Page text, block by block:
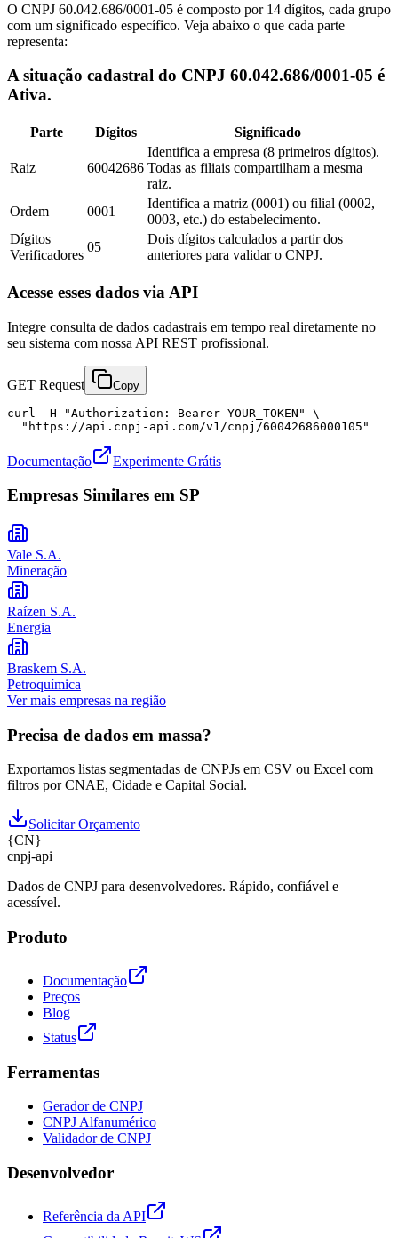
O CNPJ 60.042.686/0001-05 é composto por 14 dígitos, cada grupo
com um significado específico. Veja abaixo o que cada parte
representa:
A situação cadastral do CNPJ 60.042.686/0001-05 é
Ativa.
Parte Dígitos Significado
Raiz 60042686
Identifica a empresa (8 primeiros dígitos).
Todas as filiais compartilham a mesma
raiz.
Ordem
0001
Identifica a matriz (0001) ou filial (0002,
0003, etc.) do estabelecimento.
Dígitos
Verificadores
05
Dois dígitos calculados a partir dos
anteriores para validar o CNPJ.
Acesse esses dados via API
Integre consulta de dados cadastrais em tempo real diretamente no
seu sistema com nossa API REST profissional.
GET Request Copy
curl -H "Authorization: Bearer YOUR_TOKEN" \
  "https://api.cnpj-api.com/v1/cnpj/60042686000105"
Documentação Experimente Grátis
Empresas Similares em SP
Vale S.A.
Mineração
Raízen S.A.
Energia
Braskem S.A.
Petroquímica
Ver mais empresas na região
Precisa de dados em massa?
Exportamos listas segmentadas de CNPJs em CSV ou Excel com
filtros por CNAE, Cidade e Capital Social.
Solicitar Orçamento
{CN}
cnpj-api
Dados de CNPJ para desenvolvedores. Rápido, confiável e
acessível.
Produto
Documentação
Preços
Blog
Status
Ferramentas
Gerador de CNPJ
CNPJ Alfanumérico
Validador de CNPJ
Desenvolvedor
Referência da API